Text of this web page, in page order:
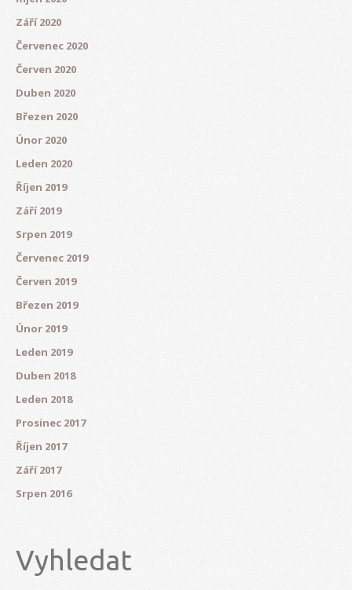
Září 2020
Červenec 2020
Červen 2020
Duben 2020
Březen 2020
Únor 2020
Leden 2020
Říjen 2019
Září 2019
Srpen 2019
Červenec 2019
Červen 2019
Březen 2019
Únor 2019
Leden 2019
Duben 2018
Leden 2018
Prosinec 2017
Říjen 2017
Září 2017
Srpen 2016
Vyhledat